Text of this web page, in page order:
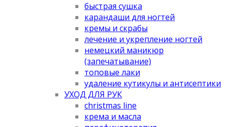
быстрая сушка
карандаши для ногтей
кремы и скрабы
лечение и укрепление ногтей
немецкий маникюр
(запечатывание)
топовые лаки
удаление кутикулы и антисептики
УХОД ДЛЯ РУК
christmas line
крема и масла